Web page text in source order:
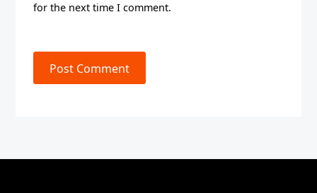
for the next time I comment.
Post Comment